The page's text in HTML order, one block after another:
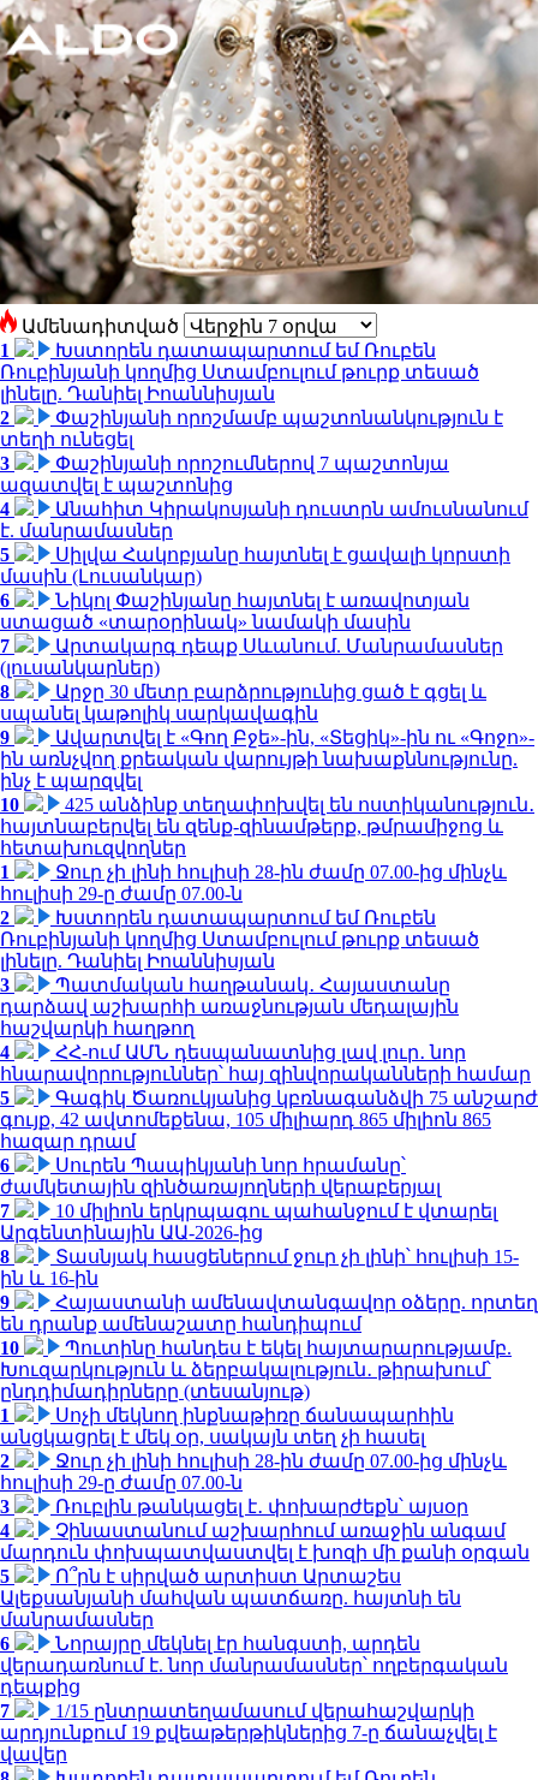
Ամենադիտված
1
Խստորեն դատապարտում եմ Ռուբեն
Ռուբինյանի կողմից Ստամբուլում թուրք տեսած
լինելը. Դանիել Իոաննիսյան
2
Փաշինյանի որոշմամբ պաշտոնանկություն է
տեղի ունեցել
3
Փաշինյանի որոշումներով 7 պաշտոնյա
ազատվել է պաշտոնից
4
Անահիտ Կիրակոսյանի դուստրն ամուսնանում
է. մանրամասներ
5
Սիլվա Հակոբյանը հայտնել է ցավալի կորստի
մասին (Լուսանկար)
6
Նիկոլ Փաշինյանը հայտնել է առավոտյան
ստացած «տարօրինակ» նամակի մասին
7
Արտակարգ դեպք Սևանում. Մանրամասներ
(լուսանկարներ)
8
Արջը 30 մետր բարձրությունից ցած է գցել և
սպանել կաթոլիկ սարկավագին
9
Ավարտվել է «Գող Բջե»-ին, «Տեցիկ»-ին ու «Գոջո»-
ին առնչվող քրեական վարույթի նախաքննությունը.
ինչ է պարզվել
10
425 անձինք տեղափոխվել են ոստիկանություն․
հայտնաբերվել են զենք-զինամթերք, թմրամիջոց և
հետախուզվողներ
1
Ջուր չի լինի հուլիսի 28-ին ժամը 07.00-ից մինչև
հուլիսի 29-ը ժամը 07.00-ն
2
Խստորեն դատապարտում եմ Ռուբեն
Ռուբինյանի կողմից Ստամբուլում թուրք տեսած
լինելը. Դանիել Իոաննիսյան
3
Պատմական հաղթանակ․ Հայաստանը
դարձավ աշխարհի առաջնության մեդալային
հաշվարկի հաղթող
4
ՀՀ-ում ԱՄՆ դեսպանատնից լավ լուր․ նոր
հնարավորություններ՝ հայ զինվորականների համար
5
Գագիկ Ծառուկյանից կբռնագանձվի 75 անշարժ
գույք, 42 ավտոմեքենա, 105 միլիարդ 865 միլիոն 865
հազար դրամ
6
Սուրեն Պապիկյանի նոր հրամանը՝
ժամկետային զինծառայողների վերաբերյալ
7
10 միլիոն երկրպագու պահանջում է վտարել
Արգենտինային ԱԱ-2026-ից
8
Տասնյակ հասցեներում ջուր չի լինի՝ հուլիսի 15-
ին և 16-ին
9
Հայաստանի ամենավտանգավոր օձերը. որտեղ
են դրանք ամենաշատը հանդիպում
10
Պուտինը հանդես է եկել հայտարարությամբ.
Խուզարկություն և ձերբակալություն․ թիրախում՝
ընդդիմադիրները (տեսանյութ)
1
Սոչի մեկնող ինքնաթիռը ճանապարհին
անցկացրել է մեկ օր, սակայն տեղ չի հասել
2
Ջուր չի լինի հուլիսի 28-ին ժամը 07.00-ից մինչև
հուլիսի 29-ը ժամը 07.00-ն
3
Ռուբլին թանկացել է․ փոխարժեքն՝ այսօր
4
Չինաստանում աշխարհում առաջին անգամ
մարդուն փոխպատվաստվել է խոզի մի քանի օրգան
5
Ո՞րն է սիրված արտիստ Արտաշես
Ալեքսանյանի մահվան պատճառը. հայտնի են
մանրամասներ
6
Նորայրը մեկնել էր հանգստի, արդեն
վերադառնում է. նոր մանրամասներ՝ ողբերգական
դեպքից
7
1/15 ընտրատեղամասում վերահաշվարկի
արդյունքում 19 քվեաթերթիկներից 7-ը ճանաչվել է
վավեր